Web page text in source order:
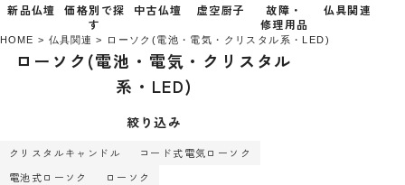
新品仏壇 価格別で探
す
中古仏壇 虚空厨子
故障・
修理用品
仏具関連
HOME 仏具関連 ローソク(電池・電気・クリスタル系・LED)
ローソク(電池・電気・クリスタル
系・LED)
絞り込み
クリスタルキャンドル
コード式電気ローソク
電池式ローソク
ローソク